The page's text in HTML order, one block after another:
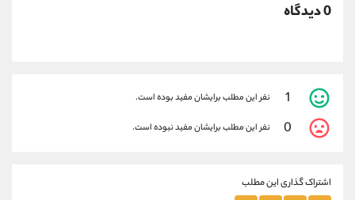
0 دیدگاه
1 نفر این مطلب برایشان مفید بوده است.
0 نفر این مطلب برایشان مفید نبوده است.
اشتراک گذاری این مطلب